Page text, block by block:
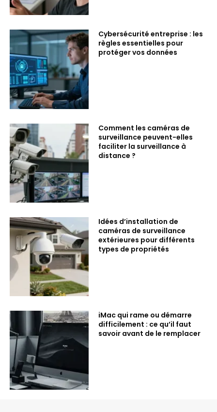
Cybersécurité entreprise : les
règles essentielles pour
protéger vos données
Comment les caméras de
surveillance peuvent-elles
faciliter la surveillance à
distance ?
Idées d’installation de
caméras de surveillance
extérieures pour différents
types de propriétés
iMac qui rame ou démarre
difficilement : ce qu’il faut
savoir avant de le remplacer